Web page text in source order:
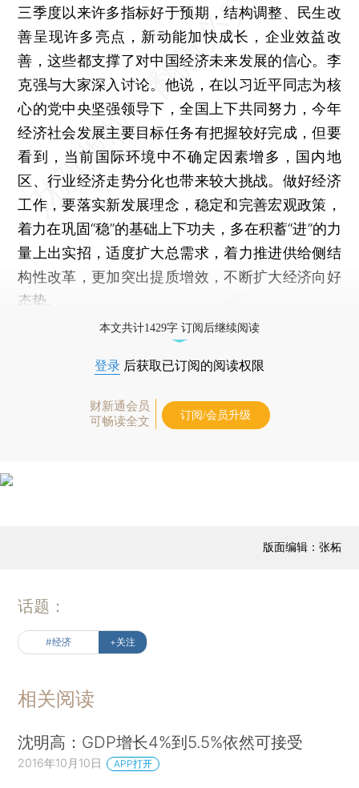
三季度以来许多指标好于预期，结构调整、民生改
善呈现许多亮点，新动能加快成长，企业效益改
善，这些都支撑了对中国经济未来发展的信心。李
克强与大家深入讨论。他说，在以习近平同志为核
心的党中央坚强领导下，全国上下共同努力，今年
经济社会发展主要目标任务有把握较好完成，但要
看到，当前国际环境中不确定因素增多，国内地
区、行业经济走势分化也带来较大挑战。做好经济
工作，要落实新发展理念，稳定和完善宏观政策，
着力在巩固“稳”的基础上下功夫，多在积蓄“进”的力
量上出实招，适度扩大总需求，着力推进供给侧结
构性改革，更加突出提质增效，不断扩大经济向好
态势。
本文共计1429字 订阅后继续阅读
登录 后获取已订阅的阅读权限
财新通会员
可畅读全文
订阅/会员升级
版面编辑：张柘
话题：
#经济 +关注
相关阅读
沈明高：GDP增长4%到5.5%依然可接受
2016年10月10日 APP打开